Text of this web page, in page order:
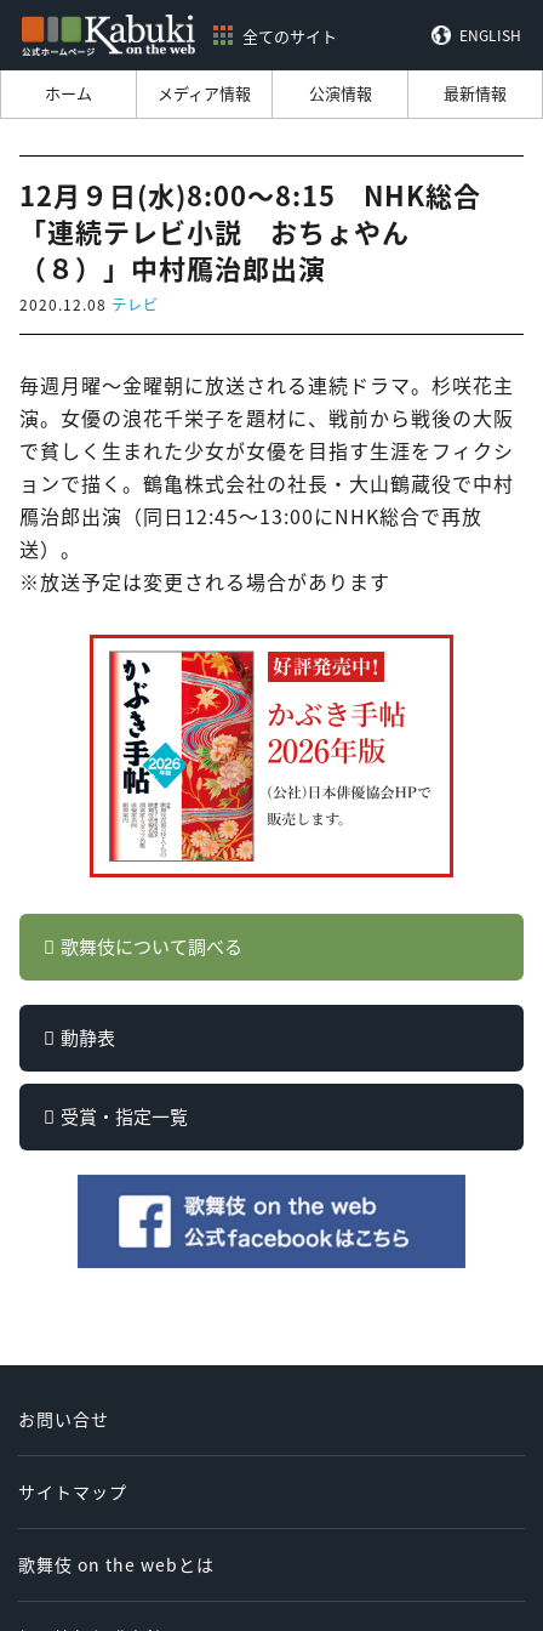
全てのサイト ENGLISH
ホーム メディア情報 公演情報 最新情報
12月９日(水)8:00～8:15 NHK総合
「連続テレビ小説 おちょやん
（８）」中村鴈治郎出演
2020.12.08 テレビ
毎週月曜～金曜朝に放送される連続ドラマ。杉咲花主
演。女優の浪花千栄子を題材に、戦前から戦後の大阪
で貧しく生まれた少女が女優を目指す生涯をフィクシ
ョンで描く。鶴亀株式会社の社長・大山鶴蔵役で中村
鴈治郎出演（同日12:45～13:00にNHK総合で再放
送）。
※放送予定は変更される場合があります
歌舞伎について調べる
動静表
受賞・指定一覧
お問い合せ
サイトマップ
歌舞伎 on the webとは